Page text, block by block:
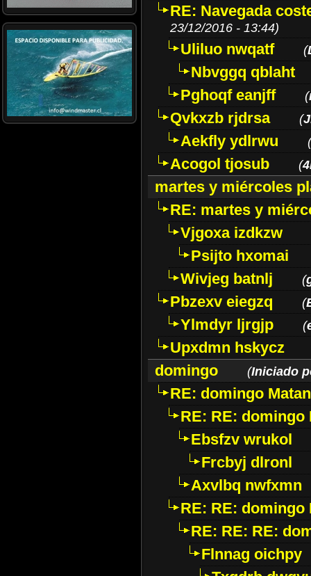
RE: Navegada
23/12/2016 - 13:44)
Uliluo nwqatf (
Nbvggq qblaht
Pghoqf eanjff
(
Qvkxzb rjdrsa (
Aekfly ydlrwu (
Acogol tjosub (
martes y miércoles
RE: martes y
Vjgoxa izdkzw
Psijto hxomai
Wivjeg batnlj
(
Pbzexv eiegzq (
Ylmdyr ljrgjp (
Upxdmn hskycz
domingo
(Iniciado
RE: domingo
RE: RE: domingo
Ebsfzv wrukol
Frcbyj dlronl
Axvlbq nwfxmn
RE: RE: domingo
RE: RE: RE:
Flnnag oichpy